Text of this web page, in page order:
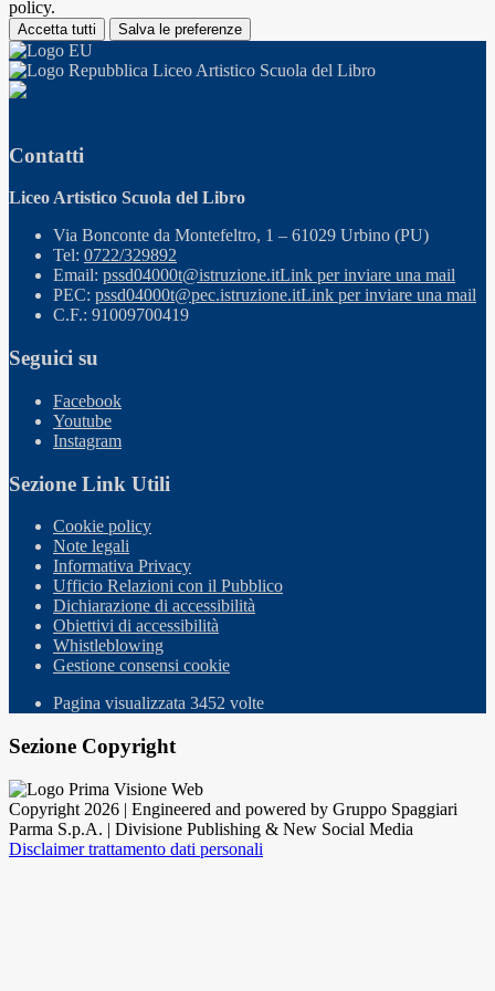
policy.
Accetta tutti Salva le preferenze
Liceo Artistico Scuola del Libro
Contatti
Liceo Artistico Scuola del Libro
Via Bonconte da Montefeltro, 1 – 61029 Urbino (PU)
Tel: 0722/329892
Email: pssd04000t@istruzione.itLink per inviare una mail
PEC: pssd04000t@pec.istruzione.itLink per inviare una mail
C.F.: 91009700419
Seguici su
Facebook
Youtube
Instagram
Sezione Link Utili
Cookie policy
Note legali
Informativa Privacy
Ufficio Relazioni con il Pubblico
Dichiarazione di accessibilità
Obiettivi di accessibilità
Whistleblowing
Gestione consensi cookie
Pagina visualizzata 3452 volte
Sezione Copyright
Copyright 2026 | Engineered and powered by Gruppo Spaggiari
Parma S.p.A. | Divisione Publishing & New Social Media
Disclaimer trattamento dati personali